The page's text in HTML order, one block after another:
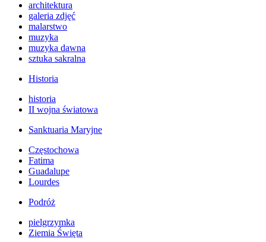
architektura
galeria zdjęć
malarstwo
muzyka
muzyka dawna
sztuka sakralna
Historia
historia
II wojna światowa
Sanktuaria Maryjne
Częstochowa
Fatima
Guadalupe
Lourdes
Podróż
pielgrzymka
Ziemia Święta